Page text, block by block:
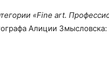
«Fine art.
Алиции Змысловска: